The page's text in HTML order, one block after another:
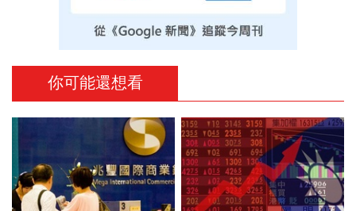
你可能還想看